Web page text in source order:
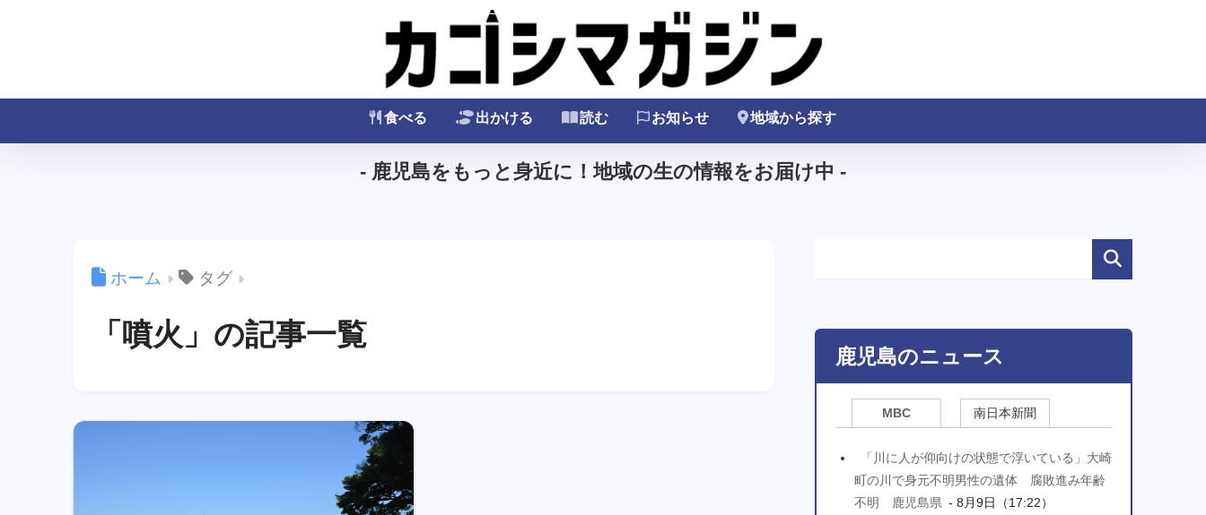
食べる 出かける 読む お知らせ 地域から探す
- 鹿児島をもっと身近に！地域の生の情報をお届け中 -
ホーム タグ
「噴火」の記事一覧
鹿児島のニュース
MBC 南日本新聞
「川に人が仰向けの状態で浮いている」大崎
町の川で身元不明男性の遺体 腐敗進み年齢
不明 鹿児島県 - 8月9日（17:22）